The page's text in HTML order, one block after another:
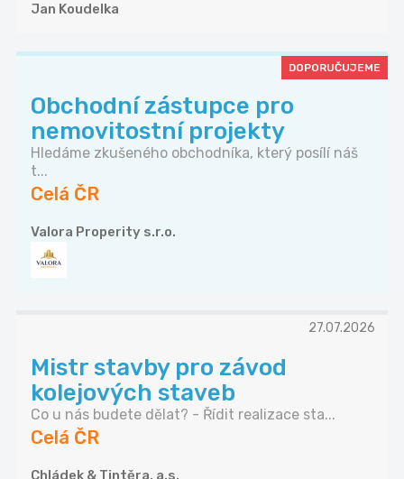
Jan Koudelka
DOPORUČUJEME
Obchodní zástupce pro
nemovitostní projekty
Hledáme zkušeného obchodníka, který posílí náš
t...
Celá ČR
Valora Properity s.r.o.
27.07.2026
Mistr stavby pro závod
kolejových staveb
Co u nás budete dělat? - Řídit realizace sta...
Celá ČR
Chládek & Tintěra, a.s.